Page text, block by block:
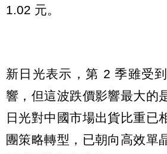
1.02 元。
新日光表示，第 2 季雖受
響，但這波跌價影響最大的
日光對中國市場出貨比重已
團策略轉型，已朝向高效單